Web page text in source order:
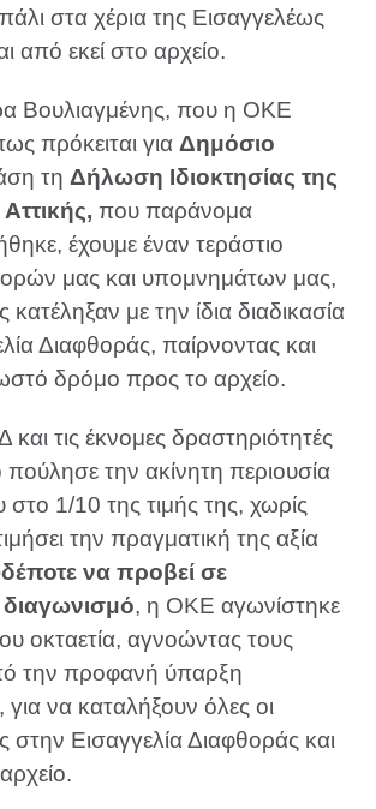
στα χέρια της Εισαγγελέως
από εκεί στο αρχείο.
Βουλιαγμένης, που η ΟΚΕ
πρόκειται για Δημόσιο
τη Δήλωση Ιδιοκτησίας της
που παράνομα
έχουμε έναν τεράστιο
μας και υπομνημάτων μας,
κατέληξαν με την ίδια διαδικασία
Διαφθοράς, παίρνοντας και
δρόμο προς το αρχείο.
και τις έκνομες δραστηριότητές
πούλησε την ακίνητη περιουσία
1/10 της τιμής της, χωρίς
την πραγματική της αξία
να προβεί σε
διαγωνισμό, η ΟΚΕ αγωνίστηκε
οκταετία, αγνοώντας τους
την προφανή ύπαρξη
να καταλήξουν όλες οι
στην Εισαγγελία Διαφθοράς και